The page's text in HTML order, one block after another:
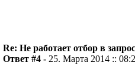
Re: Не работает отбор в
Ответ #4 - 25. Марта 2014 ::